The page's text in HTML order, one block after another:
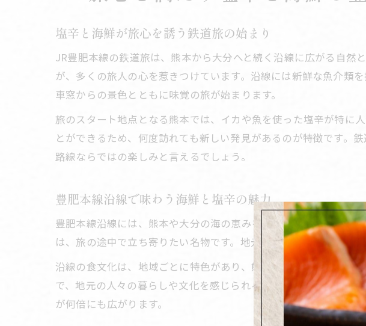
沿線で見
郷土色豊
沿線の郷
絶品塩辛が彩
鉄道旅で
塩辛と海
旅の途中
海鮮と塩
塩辛と海鮮が旅心を誘う鉄道旅の始まり
JR豊肥本線の鉄道旅は、熊本から大分へと続く沿線に広がる自然
が、多くの旅人の心を惹きつけています。沿線には新鮮な魚介類
車窓からの景色とともに味覚の旅が始まります。
旅のスタート地点となる熊本では、イカや魚を使った塩辛が特に
とができるため、何度訪れても新しい発見があるのが特徴です。
路線ならではの楽しみと言えるでしょう。
豊肥本線沿線で味わう海鮮と塩辛の魅力
豊肥本線沿線には、熊本や大分の海の恵みを生かした料理が数多
は、旅の途中で立ち寄りたい名物です。地元の店舗では、目利き
沿線の食文化は、地域ごとに特色があり、熊本では塩辛の種類が
で、地元の人々の暮らしや文化を感じられるのも大きな魅力。特
が何倍にも広がります。